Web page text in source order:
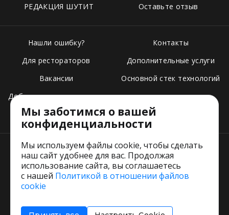
РЕДАКЦИЯ ШУТИТ
Оставьте отзыв
Нашли ошибку?
Для рестораторов
Вакансии
Добавить свое заведение
Тарифы
Контакты
Дополнительные услуги
Основной стек технологий
Пользовательское соглашение
Мы заботимся о вашей
конфиденциальности
Мы используем файлы cookie, чтобы сделать
наш сайт удобнее для вас. Продолжая
использование сайта, вы соглашаетесь
с нашей Политикой в отношении файлов
cookie